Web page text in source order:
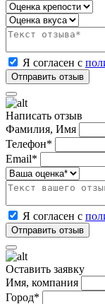
Я согласен с
Написать отзыв
Фамилия, Имя
Телефон*
Email*
Я согласен с
Оставить заявку
Имя, компания
Город*